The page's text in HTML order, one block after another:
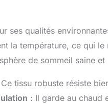
ses qualités
la température, ce qui
de sommeil saine et
tissu robuste résiste
: Il garde au chaud